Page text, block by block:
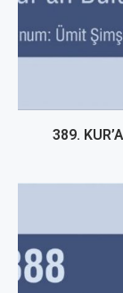
389.